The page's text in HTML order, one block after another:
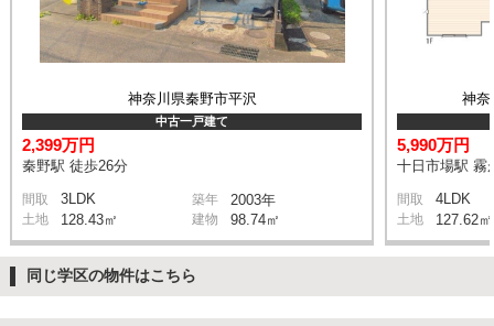
神奈川県秦野市平沢
中古一戸建て
2,399万円
秦野駅 徒歩26分
間取 3LDK 築年 2003年
土地 128.43㎡ 建物 98.74㎡
神奈
5,990万円
十日市場駅 霧
間取 4LDK
土地 127.62㎡
同じ学区の物件はこちら